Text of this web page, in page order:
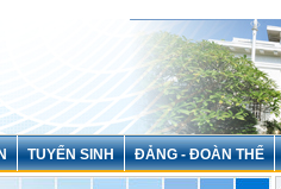
TUYỂN SINH ĐẢNG - ĐOÀN THỂ